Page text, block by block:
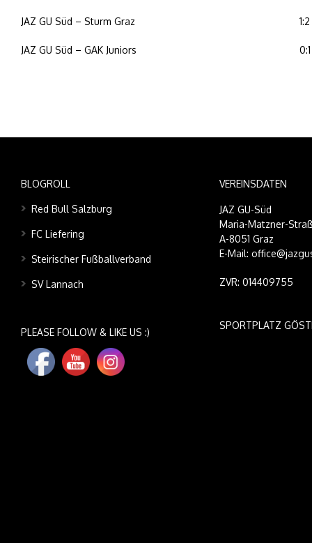
JAZ GU Süd – Sturm Graz 1:2
JAZ GU Süd – GAK Juniors 0:1
BLOGROLL
Red Bull Salzburg
FC Liefering
Steirischer Fußballverband
SV Lannach
PLEASE FOLLOW & LIKE US :)
VEREINSDATEN
JAZ GU-Süd
Maria-Matzner-
A-8051 Graz
E-Mail:
ZVR: 014409755
SPORTPLATZ